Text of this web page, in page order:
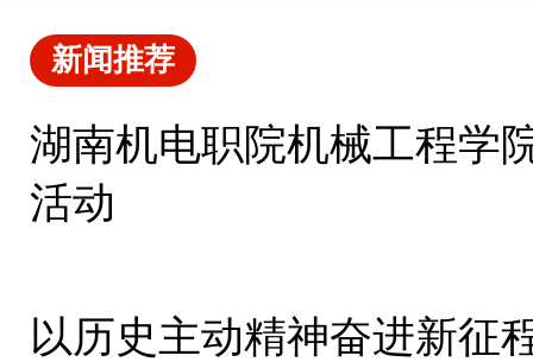
新闻推荐
湖南机电职院机械工程学
活动
以历史主动精神奋进新征